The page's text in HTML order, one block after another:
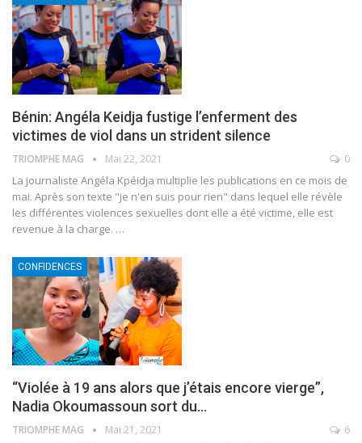
Bénin: Angéla Keidja fustige l’enferment des
victimes de viol dans un strident silence
TRIOMPHE MAG Mai 22, 2021 0
La journaliste Angéla Kpéidja multiplie les publications en ce mois de
mai. Après son texte "je n'en suis pour rien" dans lequel elle révèle
les différentes violences sexuelles dont elle a été victime, elle est
revenue à la charge. …
CONFIDENCES
“Violée à 19 ans alors que j’étais encore vierge”,
Nadia Okoumassoun sort du…
TRIOMPHE MAG Mai 21, 2021 6